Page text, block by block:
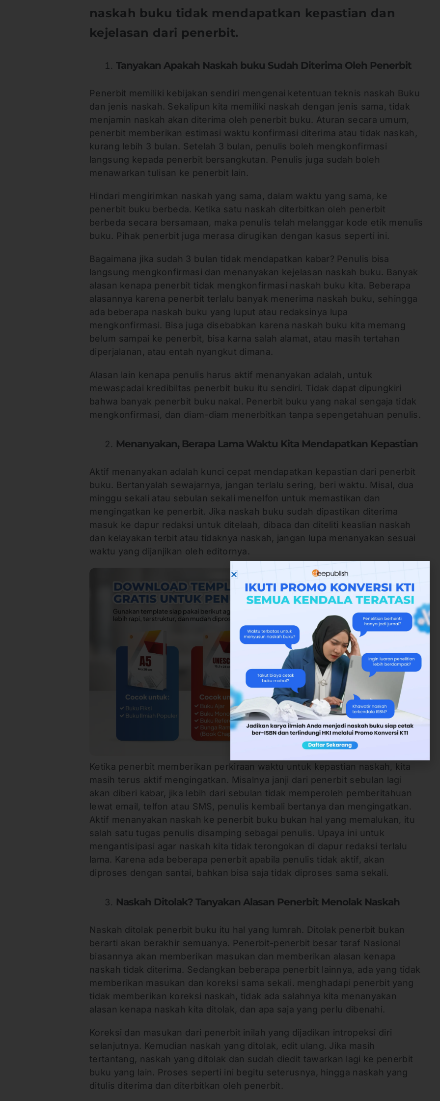
naskah buku tidak mendapatkan kepastian dan
kejelasan dari penerbit.
Tanyakan Apakah Naskah buku Sudah Diterima Oleh Penerbit
Penerbit memiliki kebijakan sendiri mengenai ketentuan teknis naskah Buku
dan jenis naskah. Sekalipun kita memiliki naskah dengan jenis sama, tidak
menjamin naskah akan diterima oleh penerbit buku. Aturan secara umum,
penerbit memberikan estimasi waktu konfirmasi diterima atau tidak naskah,
kurang lebih 3 bulan. Setelah 3 bulan, penulis boleh mengkonfirmasi
langsung kepada penerbit bersangkutan. Penulis juga sudah boleh
menawarkan tulisan ke penerbit lain.
Hindari mengirimkan naskah yang sama, dalam waktu yang sama, ke
penerbit buku berbeda. Ketika satu naskah diterbitkan oleh penerbit
berbeda secara bersamaan, maka penulis telah melanggar kode etik menulis
buku. Pihak penerbit juga merasa dirugikan dengan kasus seperti ini.
Bagaimana jika sudah 3 bulan tidak mendapatkan kabar? Penulis bisa
langsung mengkonfirmasi dan menanyakan kejelasan naskah buku. Banyak
alasan kenapa penerbit tidak mengkonfirmasi naskah buku kita. Beberapa
alasannya karena penerbit terlalu banyak menerima naskah buku, sehingga
ada beberapa naskah buku yang luput atau redaksinya lupa
mengkonfirmasi. Bisa juga disebabkan karena naskah buku kita memang
belum sampai ke penerbit, bisa karna salah alamat, atau masih tertahan
diperjalanan, atau entah nyangkut dimana.
Alasan lain kenapa penulis harus aktif menanyakan adalah, untuk
mewaspadai kredibiltas penerbit buku itu sendiri. Tidak dapat dipungkiri
bahwa banyak penerbit buku nakal. Penerbit buku yang nakal sengaja tidak
mengkonfirmasi, dan diam-diam menerbitkan tanpa sepengetahuan penulis.
Menanyakan, Berapa Lama Waktu Kita Mendapatkan Kepastian
Aktif menanyakan adalah kunci cepat mendapatkan kepastian dari penerbit
buku. Bertanyalah sewajarnya, jangan terlalu sering, beri waktu. Misal, dua
minggu sekali atau sebulan sekali menelfon untuk memastikan dan
mengingatkan ke penerbit. Jika naskah buku sudah dipastikan diterima
masuk ke dapur redaksi untuk ditelaah, dibaca dan diteliti keaslian naskah
dan kelayakan terbit atau tidaknya naskah, jangan lupa menanyakan sesuai
waktu yang dijanjikan oleh editornya.
Ketika penerbit memberikan perkiraan waktu untuk kepastian naskah, kita
masih terus aktif mengingatkan. Misalnya janji dari penerbit sebulan lagi
akan diberi kabar, jika lebih dari sebulan tidak memperoleh pemberitahuan
lewat email, telfon atau SMS, penulis kembali bertanya dan mengingatkan.
Aktif menanyakan naskah ke penerbit buku bukan hal yang memalukan, itu
salah satu tugas penulis disamping sebagai penulis. Upaya ini untuk
mengantisipasi agar naskah kita tidak terongokan di dapur redaksi terlalu
lama. Karena ada beberapa penerbit apabila penulis tidak aktif, akan
diproses dengan santai, bahkan bisa saja tidak diproses sama sekali.
Naskah Ditolak? Tanyakan Alasan Penerbit Menolak Naskah
Naskah ditolak penerbit buku itu hal yang lumrah. Ditolak penerbit bukan
berarti akan berakhir semuanya. Penerbit-penerbit besar taraf Nasional
biasannya akan memberikan masukan dan memberikan alasan kenapa
naskah tidak diterima. Sedangkan beberapa penerbit lainnya, ada yang tidak
memberikan masukan dan koreksi sama sekali. menghadapi penerbit yang
tidak memberikan koreksi naskah, tidak ada salahnya kita menanyakan
alasan kenapa naskah kita ditolak, dan apa saja yang perlu dibenahi.
Koreksi dan masukan dari penerbit inilah yang dijadikan intropeksi diri
selanjutnya. Kemudian naskah yang ditolak, edit ulang. Jika masih
tertantang, naskah yang ditolak dan sudah diedit tawarkan lagi ke penerbit
buku yang lain. Proses seperti ini begitu seterusnya, hingga naskah yang
ditulis diterima dan diterbitkan oleh penerbit.